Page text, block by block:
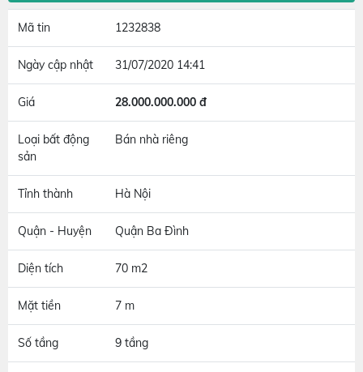
Mã tin 1232838
Ngày cập nhật 31/07/2020 14:41
Giá 28.000.000.000 đ
Loại bất động
sản
Bán nhà riêng
Tỉnh thành Hà Nội
Quận - Huyện Quận Ba Đình
Diện tích 70 m2
Mặt tiền 7 m
Số tầng 9 tầng